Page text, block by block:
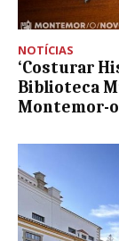
NOTÍCIAS
‘Costurar
Biblioteca
Montemor-